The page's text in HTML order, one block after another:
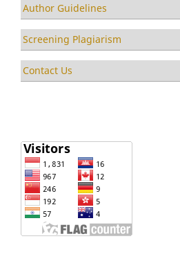
Author Guidelines
Screening Plagiarism
Contact Us